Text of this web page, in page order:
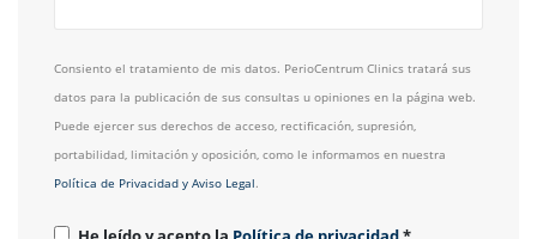
Consiento el tratamiento de mis datos. PerioCentrum Clinics tratará sus
datos para la publicación de sus consultas u opiniones en la página web.
Puede ejercer sus derechos de acceso, rectificación, supresión,
portabilidad, limitación y oposición, como le informamos en nuestra
Política de Privacidad y Aviso Legal.